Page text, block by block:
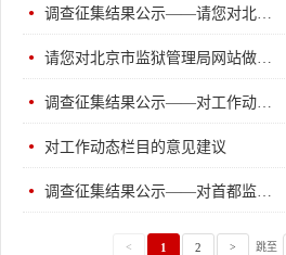
调查征集结果公示——请您对北京市监狱管理局网站做出评价（...
请您对北京市监狱管理局网站做出评价
调查征集结果公示——对工作动态栏目的意见建议
对工作动态栏目的意见建议
调查征集结果公示——对首都监狱戒毒工作了解情况
< 1 2 > 跳至